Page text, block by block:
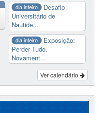
dia inteiro
Desafio
Universitário de
Nautide...
dia inteiro
Exposição:
Perder Tudo.
Novament...
Ver calendário